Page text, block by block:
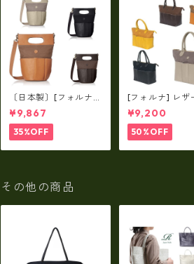
〔日本製〕[フォルナ]
レザー×パラフィン筒
型2way シュリンクレ
ザー×79Aパラフィ
ン fo-259630
¥9,867
35%OFF
[フォルナ] レザ
ラフィン筒型
ュリンクレザー
パラフィン ト
o-259632
¥9,200
50%OFF
その他の商品